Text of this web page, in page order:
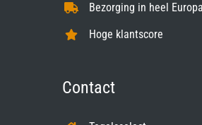
Bezorging in heel
Hoge klantscore
Contact